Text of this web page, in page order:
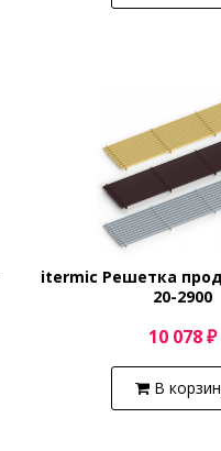
itermic Решетка
20-2900
10 078 ₽
В